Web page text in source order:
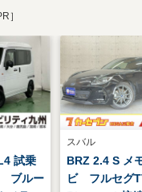
］
試乗
ブルー
スバル
BRZ 2.4 S メ
ビ フルセ